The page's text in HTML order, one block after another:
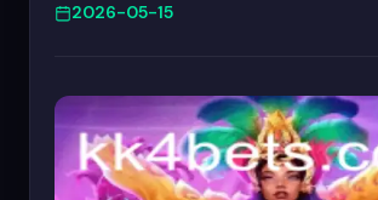
2026-05-15